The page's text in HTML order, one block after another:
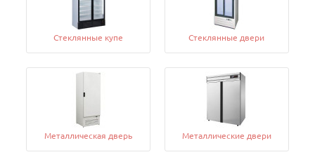
Стеклянные купе Стеклянные двери
Металлическая дверь Металлические двери